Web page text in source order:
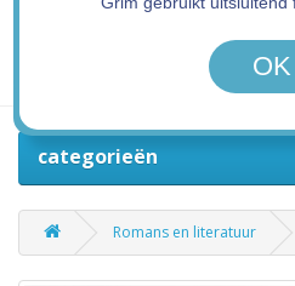
0
categorieën
Romans en literatuur
OK